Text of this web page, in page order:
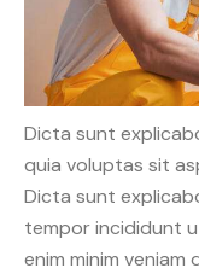
Dicta sunt
quia voluptas sit
Dicta sunt
tempor incididunt
enim minim